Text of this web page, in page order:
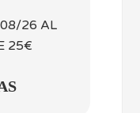
26 AL
25€